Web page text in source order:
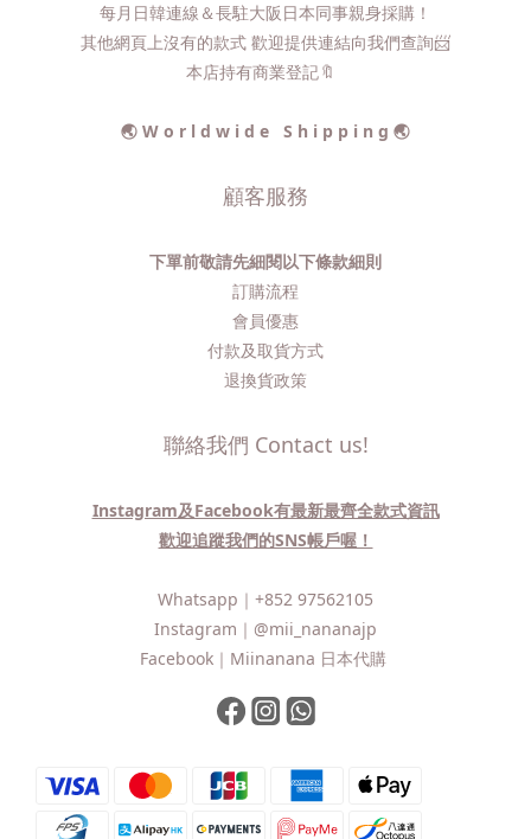
每月日韓連線＆長駐大阪日本同事親身採購！
其他網頁上沒有的款式 歡迎提供連結向我們查詢📨​
本店持有商業登記🔖
🌏 W o r l d w i d e S h i p p i n g 🌏
顧客服務
下單前敬請先細閱以下條款細則
訂購流程​
會員優惠
付款及取貨方式
退換貨政策
聯絡我們 Contact us!
Instagram及Facebook有最新最齊全款式資訊
歡迎追蹤我們的SNS帳戶喔！
Whatsapp｜ +852 97562105
Instagram｜ @mii_nananajp
Facebook｜ Miinanana 日本代購